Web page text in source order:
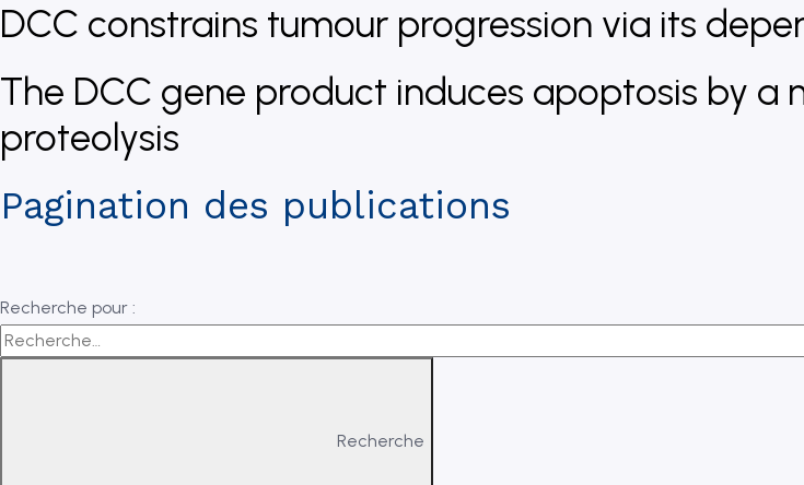
DCC constrains tumour progression via its
The DCC gene product induces apoptosis by
proteolysis
Pagination des publications
Recherche pour :
Recherche